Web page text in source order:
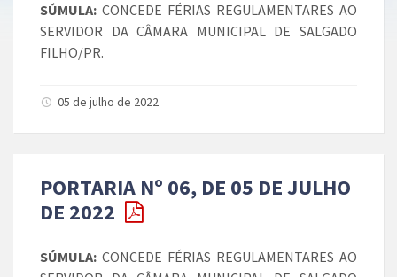
SÚMULA: CONCEDE FÉRIAS REGULAMENTARES AO
SERVIDOR DA CÂMARA MUNICIPAL DE SALGADO
FILHO/PR.
05 de julho de 2022
PORTARIA Nº 06, DE 05 DE JULHO
DE 2022
SÚMULA: CONCEDE FÉRIAS REGULAMENTARES AO